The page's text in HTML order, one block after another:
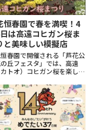
恒春園で春を満喫！4
は高遠コヒガン桜ま
と美味しい模擬店
春園で開催される「芦花公
丘フェスタ」では、高遠
カトオ）コヒガン桜を楽しめ
公園に咲く固有種で、一般
されていません。1995年、
事の寄贈申請により苗木15
花恒春園に植えられまし